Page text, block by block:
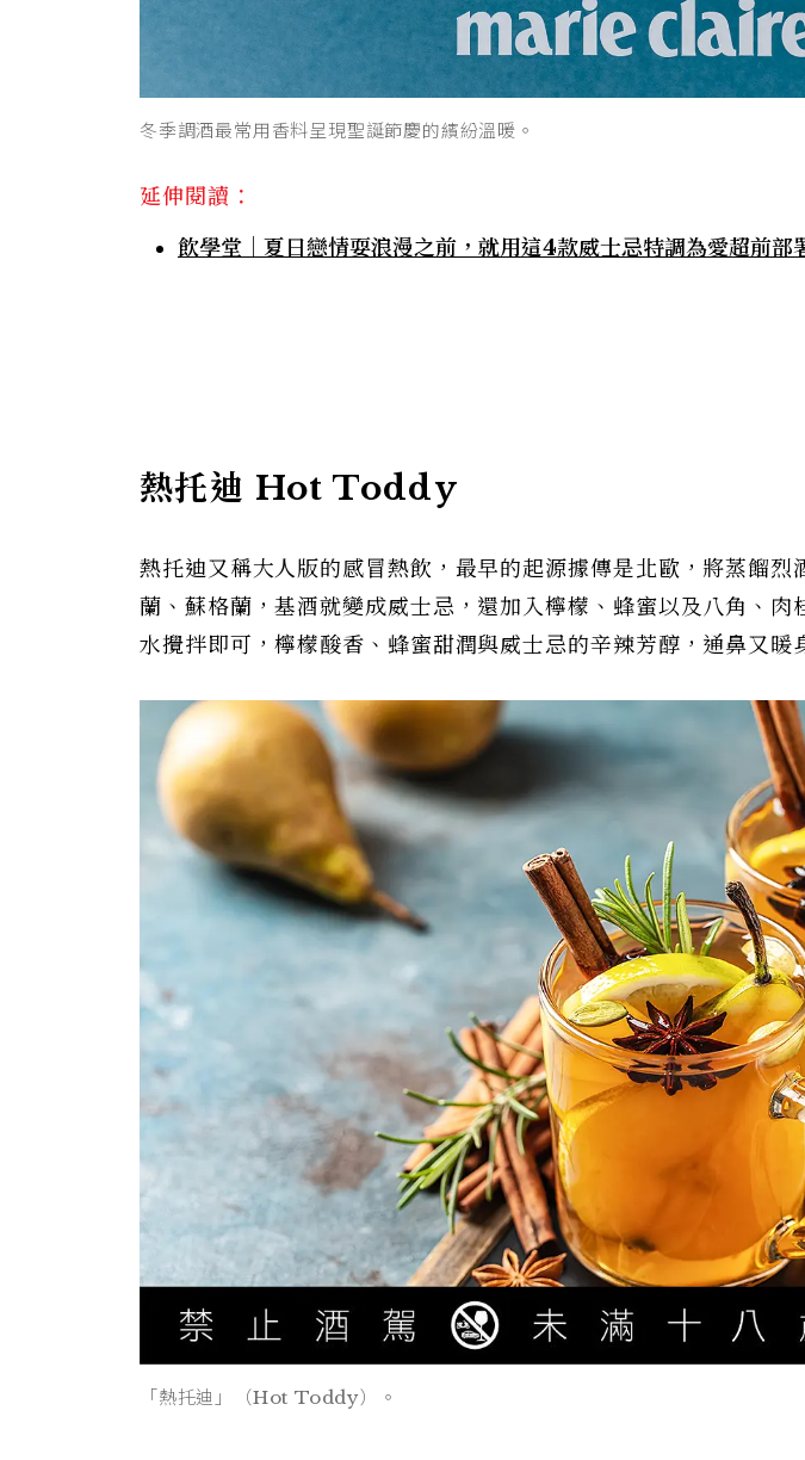
冬季調酒最常用香料呈現聖誕節慶的繽紛溫暖。
延伸閱讀：
飲學堂｜夏日戀情耍浪漫之前，就用這4款威士忌特調為愛超前部
熱托迪 Hot Toddy
熱托迪又稱大人版的感冒熱飲，最早的起源據傳是北歐，將蒸餾
蘭、蘇格蘭，基酒就變成威士忌，還加入檸檬、蜂蜜以及八角、
水攪拌即可，檸檬酸香、蜂蜜甜潤與威士忌的辛辣芳醇，通鼻又暖
「熱托迪」（Hot Toddy）。